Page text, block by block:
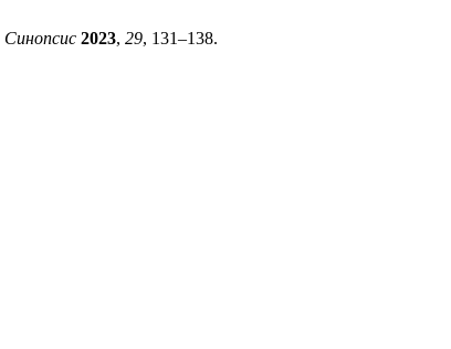
Синопсис 2023, 29, 131–138.